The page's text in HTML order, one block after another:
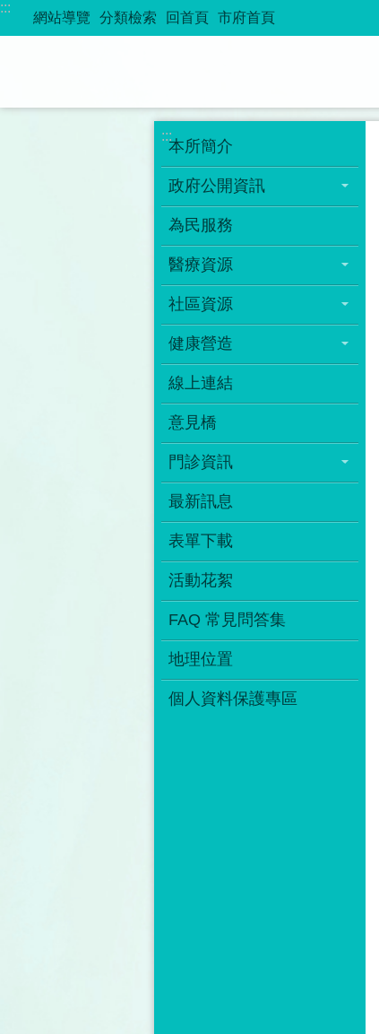
跳到主要內容區塊
:::
網站導覽 分類檢索 回首頁 市府首頁
:::
本所簡介
政府公開資訊
為民服務
醫療資源
社區資源
健康營造
線上連結
意見橋
門診資訊
最新訊息
表單下載
活動花絮
FAQ 常見問答集
地理位置
個人資料保護專區